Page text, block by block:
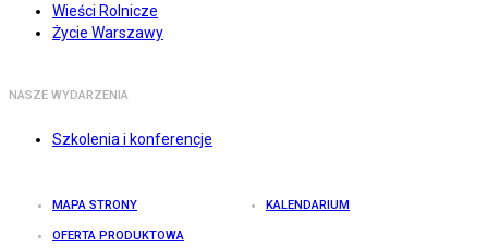
Wieści Rolnicze
Życie Warszawy
NASZE WYDARZENIA
Szkolenia i konferencje
MAPA STRONY KALENDARIUM
OFERTA PRODUKTOWA